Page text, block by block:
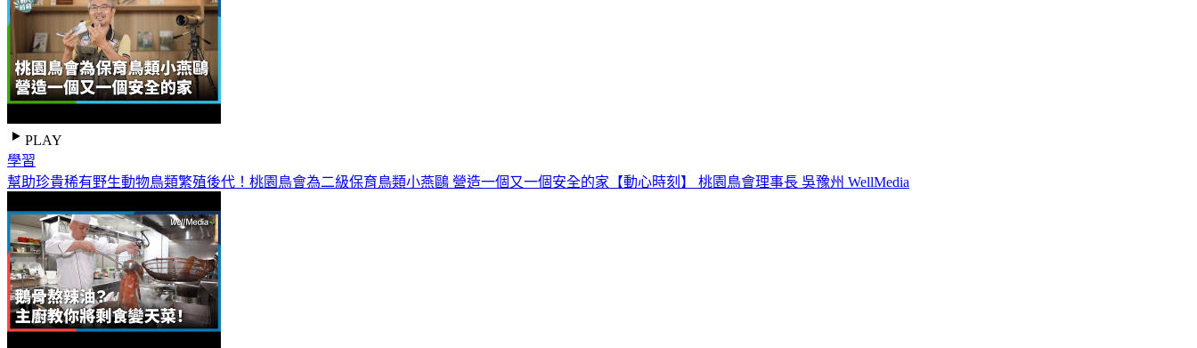
PLAY
學習
幫助珍貴稀有野生動物鳥類繁殖後代！桃園鳥會為二級保育鳥類小燕鷗 營造一個又一個安全的家【動心時刻】 桃園鳥會理事長 吳豫州 WellMedia